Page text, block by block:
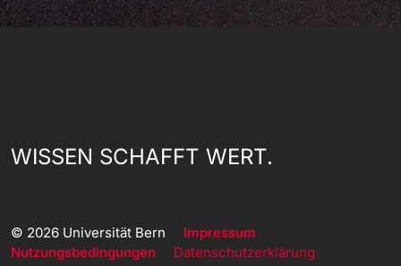
WISSEN SCHAFFT WERT.
© 2026 Universität Bern Impressum
Nutzungsbedingungen
Datenschutzerklärung